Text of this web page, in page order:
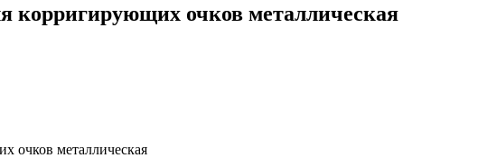
корригирующих очков металлическая
очков металлическая